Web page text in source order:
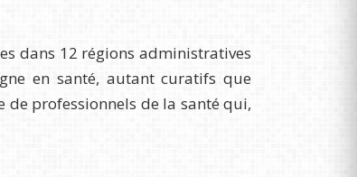
dans 12 régions administratives
en santé, autant curatifs que
de professionnels de la santé qui,